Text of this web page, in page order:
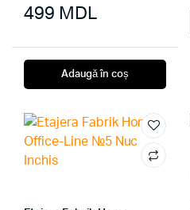
499 MDL
Adaugă în coș